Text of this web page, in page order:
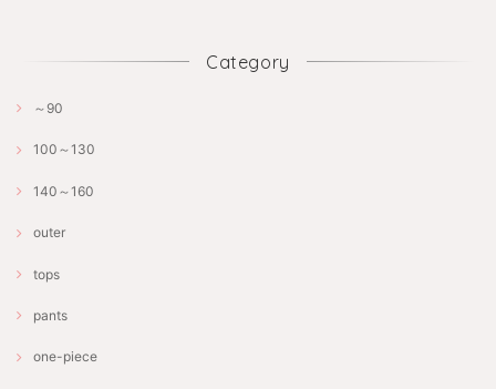
Category
～90
100～130
140～160
outer
tops
pants
one-piece